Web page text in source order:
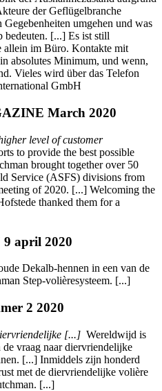
der Geflügelbranche
umgehen und was
bedeuten. [...] Es ist still
allein im Büro. Kontakte mit
absolutes Minimum, und wenn,
Vieles wird über das Telefon
GmbH
March 2020
level of customer
to provide the best possible
brought together over 50
Service (ASFS) divisions from
of 2020. [...] Welcoming the
thanked them for a
april 2020
Dekalb-hennen in een van de
Step-volièresysteem. [...]
2 2020
[...] Wereldwijd is
vraag naar diervriendelijke
[...] Inmiddels zijn honderd
met de diervriendelijke volière
[...]